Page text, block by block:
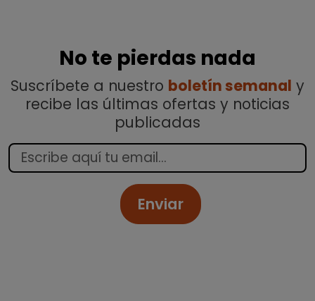
No te pierdas nada
Suscríbete a nuestro boletín semanal y
recibe las últimas ofertas y noticias
publicadas
Enviar